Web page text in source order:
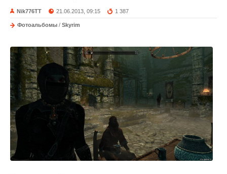
Nik776TT 21.06.2013, 09:15 1 387
Фотоальбомы / Skyrim